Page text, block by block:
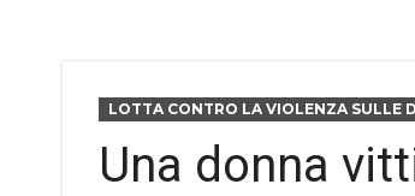
LOTTA CONTRO LA VIOLENZA SULLE
Una donna